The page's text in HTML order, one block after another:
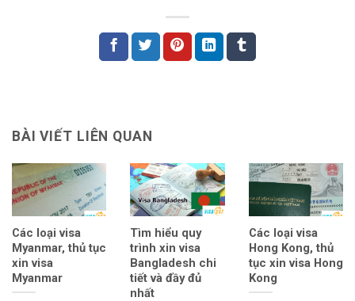
BÀI VIẾT LIÊN QUAN
Các loại visa
Myanmar, thủ tục
xin visa
Myanmar
Tìm hiểu quy
trình xin visa
Bangladesh chi
tiết và đầy đủ
nhất
Các loại visa
Hong Kong, thủ
tục xin visa Hong
Kong